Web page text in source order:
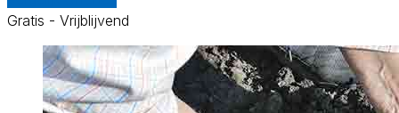
Gratis - Vrijblijvend